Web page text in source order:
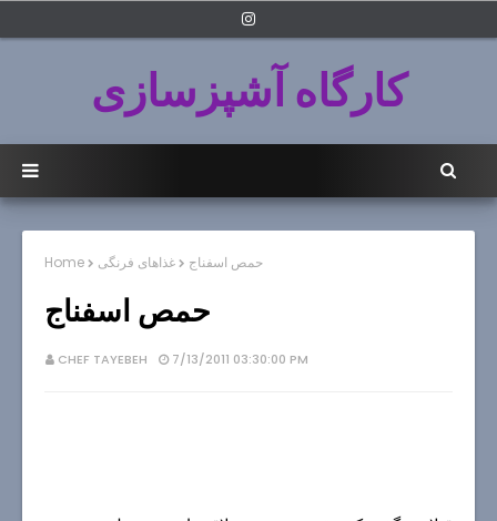
کارگاه آشپزسازی
Home غذاهای فرنگی حمص اسفناج
حمص اسفناج
CHEF TAYEBEH 7/13/2011 03:30:00 PM